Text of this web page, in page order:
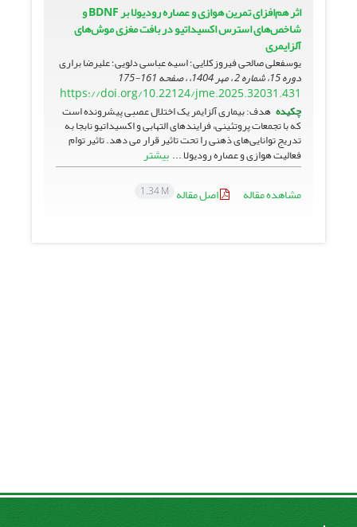
اثر هم‌افزای تمرین هوازی و عصاره رودیولا بر BDNF و
شاخص‌های استرس اکسیداتیو در بافت مغزی موش‌های
آلزایمری
یوسفعلی صالحی فیروزکلایی؛ اسیه عباسی دلویی؛ علیرضا براری
دوره 15، شماره 2 ، مهر 1404، ، صفحه 161-175
https://doi.org/10.22124/jme.2025.32031.431
چکیده هدف: بیماری آلزایمر یک اختلال عصبی پیشرونده است
که با تجمعات پروتئینی، فرایند‌های التهابی و اکسیداتیو نابجا به
تدریج توانایی‌های ذهنی را تحت تاثیر قرار می دهد. تاثیر توام
فعالیت هوازی و عصاره رودیولا ... بیشتر
مشاهده مقاله
اصل مقاله 1.34 M